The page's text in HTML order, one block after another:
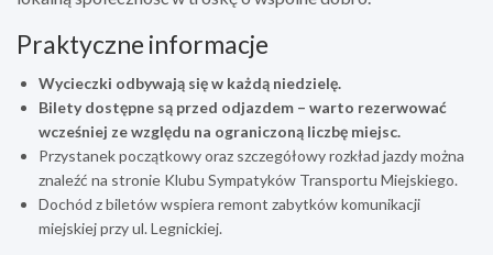
Praktyczne informacje
Wycieczki odbywają się w każdą niedzielę.
Bilety dostępne są przed odjazdem – warto rezerwować
wcześniej ze względu na ograniczoną liczbę miejsc.
Przystanek początkowy oraz szczegółowy rozkład jazdy można
znaleźć na stronie Klubu Sympatyków Transportu Miejskiego.
Dochód z biletów wspiera remont zabytków komunikacji
miejskiej przy ul. Legnickiej.